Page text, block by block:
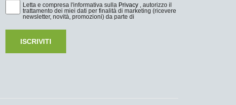
Letta e compresa l'informativa sulla Privacy , autorizzo il
trattamento dei miei dati per finalità di marketing (ricevere
newsletter, novità, promozioni) da parte di
ISCRIVITI